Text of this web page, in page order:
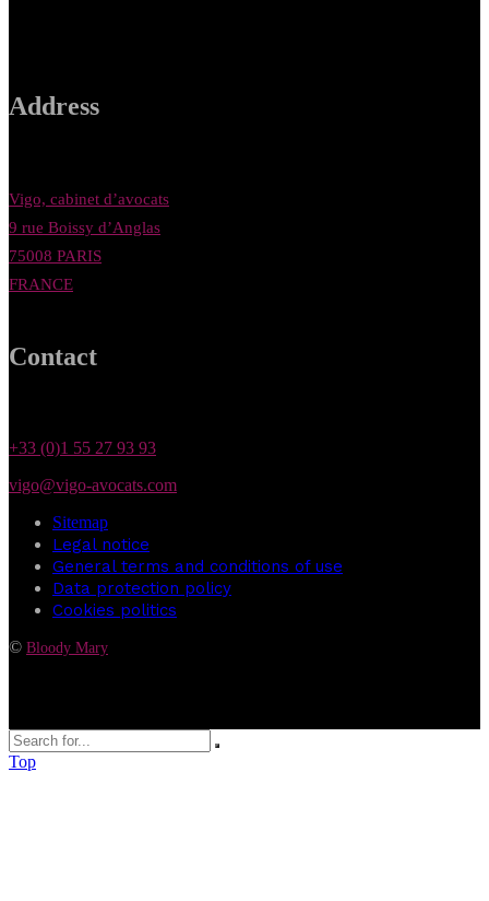
Address
Vigo, cabinet d’avocats
9 rue Boissy d’Anglas
75008 PARIS
FRANCE
Contact
+33 (0)1 55 27 93 93
vigo@vigo-avocats.com
Sitemap
Legal notice
General terms and conditions of use
Data protection policy
Cookies politics
© Bloody Mary
Top